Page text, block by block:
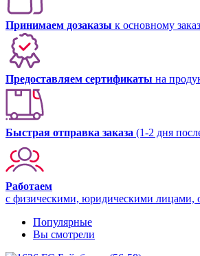
Принимаем дозаказы к основному
Предоставляем сертификаты на
Быстрая отправка заказа (1-2 дня
Работаем
с физическими, юридическими лицами,
Популярные
Вы смотрели